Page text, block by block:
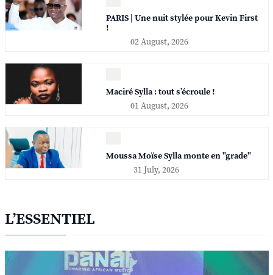
PARIS | Une nuit stylée pour Kevin First
!
02 August, 2026
Maciré Sylla : tout s’écroule !
01 August, 2026
Moussa Moïse Sylla monte en "grade"
31 July, 2026
L’ESSENTIEL